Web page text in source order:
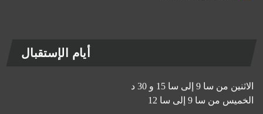
أيام الإستقبال
الاثنين من سا 9 إلى سا 15 و 30 د
الخميس من سا 9 إلى سا 12